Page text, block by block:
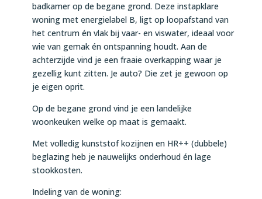
badkamer op de begane grond. Deze instapklare
woning met energielabel B, ligt op loopafstand van
het centrum én vlak bij vaar- en viswater, ideaal voor
wie van gemak én ontspanning houdt. Aan de
achterzijde vind je een fraaie overkapping waar je
gezellig kunt zitten. Je auto? Die zet je gewoon op
je eigen oprit.
Op de begane grond vind je een landelijke
woonkeuken welke op maat is gemaakt.
Met volledig kunststof kozijnen en HR++ (dubbele)
beglazing heb je nauwelijks onderhoud én lage
stookkosten.
Indeling van de woning: